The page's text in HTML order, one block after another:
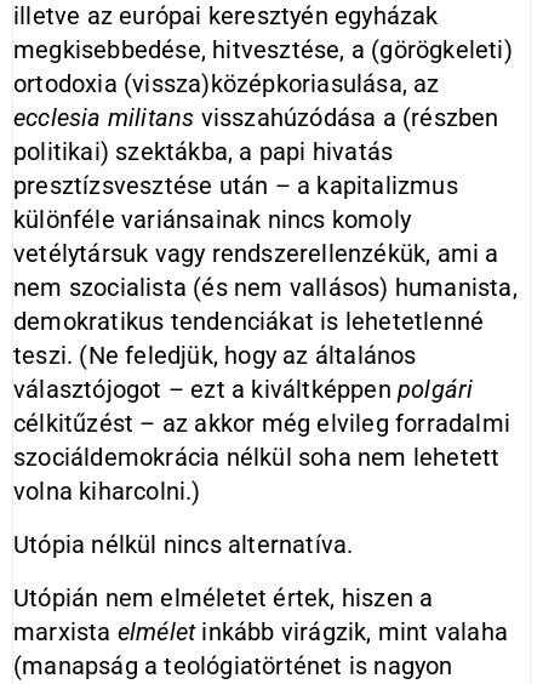
illetve az európai keresztyén egyházak
megkisebbedése, hitvesztése, a (görögkeleti)
ortodoxia (vissza)középkoriasulása, az
ecclesia militans visszahúzódása a (részben
politikai) szektákba, a papi hivatás
presztízsvesztése után – a kapitalizmus
különféle variánsainak nincs komoly
vetélytársuk vagy rendszerellenzékük, ami a
nem szocialista (és nem vallásos) humanista,
demokratikus tendenciákat is lehetetlenné
teszi. (Ne feledjük, hogy az általános
választójogot – ezt a kiváltképpen polgári
célkitűzést – az akkor még elvileg forradalmi
szociáldemokrácia nélkül soha nem lehetett
volna kiharcolni.)
Utópia nélkül nincs alternatíva.
Utópián nem elméletet értek, hiszen a
marxista elmélet inkább virágzik, mint valaha
(manapság a teológiatörténet is nagyon